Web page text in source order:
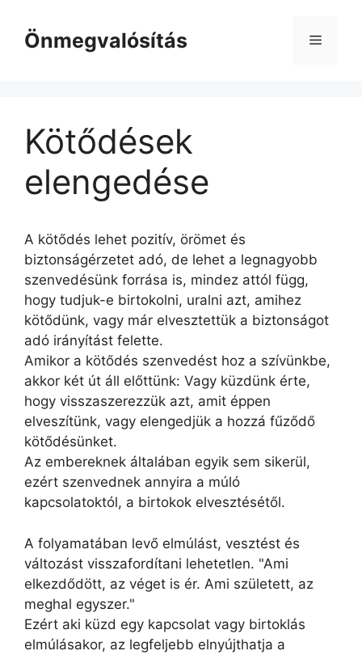
tartalomba
Önmegvalósítás Menü
Kötődések
elengedése
A kötődés lehet pozitív, örömet és
biztonságérzetet adó, de lehet a legnagyobb
szenvedésünk forrása is, mindez attól függ,
hogy tudjuk-e birtokolni, uralni azt, amihez
kötődünk, vagy már elvesztettük a biztonságot
adó irányítást felette.
Amikor a kötődés szenvedést hoz a szívünkbe,
akkor két út áll előttünk: Vagy küzdünk érte,
hogy visszaszerezzük azt, amit éppen
elveszítünk, vagy elengedjük a hozzá fűződő
kötődésünket.
Az embereknek általában egyik sem sikerül,
ezért szenvednek annyira a múló
kapcsolatoktól, a birtokok elvesztésétől.
A folyamatában levő elmúlást, vesztést és
változást visszafordítani lehetetlen. "Ami
elkezdődött, az véget is ér. Ami született, az
meghal egyszer."
Ezért aki küzd egy kapcsolat vagy birtoklás
elmúlásakor, az legfeljebb elnyújthatja a